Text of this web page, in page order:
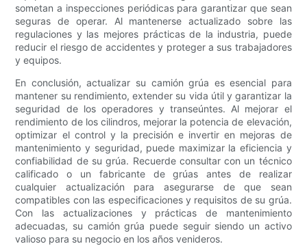
sometan a inspecciones periódicas para garantizar que sean
seguras de operar. Al mantenerse actualizado sobre las
regulaciones y las mejores prácticas de la industria, puede
reducir el riesgo de accidentes y proteger a sus trabajadores
y equipos.
En conclusión, actualizar su camión grúa es esencial para
mantener su rendimiento, extender su vida útil y garantizar la
seguridad de los operadores y transeúntes. Al mejorar el
rendimiento de los cilindros, mejorar la potencia de elevación,
optimizar el control y la precisión e invertir en mejoras de
mantenimiento y seguridad, puede maximizar la eficiencia y
confiabilidad de su grúa. Recuerde consultar con un técnico
calificado o un fabricante de grúas antes de realizar
cualquier actualización para asegurarse de que sean
compatibles con las especificaciones y requisitos de su grúa.
Con las actualizaciones y prácticas de mantenimiento
adecuadas, su camión grúa puede seguir siendo un activo
valioso para su negocio en los años venideros.